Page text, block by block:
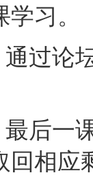
习。
过论
后一
回相应